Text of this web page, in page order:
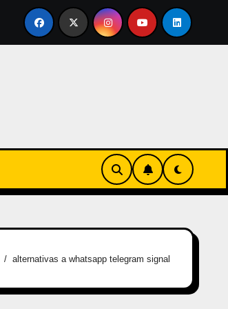
El primer tour de la India Chiquitina
alternativas a whatsapp telegram signal